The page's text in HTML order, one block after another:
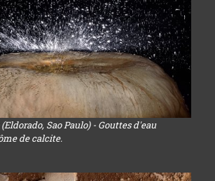
Sao Paulo) - Gouttes d'eau
de calcite.